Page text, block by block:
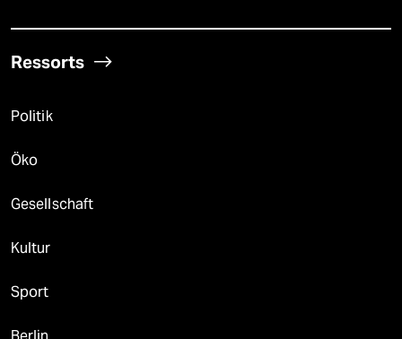
Ressorts
Politik
Öko
Gesellschaft
Kultur
Sport